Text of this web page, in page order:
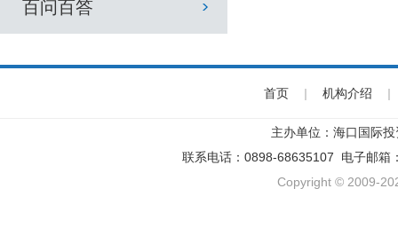
百问百答
首页 | 机构介绍 |
主办单位：海口国际
联系电话：0898-68635107 电子邮箱
Copyright © 2009-